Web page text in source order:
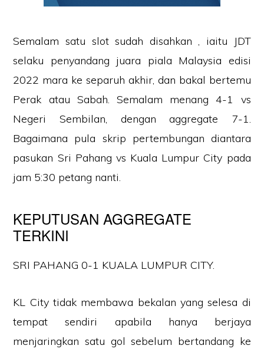
Semalam satu slot sudah disahkan , iaitu JDT
selaku penyandang juara piala Malaysia edisi
2022 mara ke separuh akhir, dan bakal bertemu
Perak atau Sabah. Semalam menang 4-1 vs
Negeri Sembilan, dengan aggregate 7-1.
Bagaimana pula skrip pertembungan diantara
pasukan Sri Pahang vs Kuala Lumpur City pada
jam 5:30 petang nanti.
KEPUTUSAN AGGREGATE
TERKINI
SRI PAHANG 0-1 KUALA LUMPUR CITY.
KL City tidak membawa bekalan yang selesa di
tempat sendiri apabila hanya berjaya
menjaringkan satu gol sebelum bertandang ke